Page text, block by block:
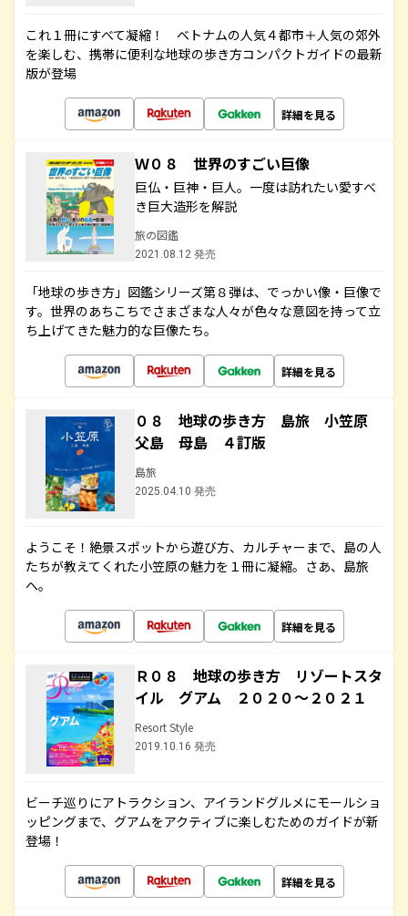
これ１冊にすべて凝縮！ ベトナムの人気４都市＋人気の郊外
を楽しむ、携帯に便利な地球の歩き方コンパクトガイドの最新
版が登場
詳細を見る
Ｗ０８ 世界のすごい巨像
巨仏・巨神・巨人。一度は訪れたい愛すべ
き巨大造形を解説
旅の図鑑
2021.08.12 発売
「地球の歩き方」図鑑シリーズ第８弾は、でっかい像・巨像で
す。世界のあちこちでさまざまな人々が色々な意図を持って立
ち上げてきた魅力的な巨像たち。
詳細を見る
０８ 地球の歩き方 島旅 小笠原
父島 母島 ４訂版
島旅
2025.04.10 発売
ようこそ！絶景スポットから遊び方、カルチャーまで、島の人
たちが教えてくれた小笠原の魅力を１冊に凝縮。さあ、島旅
へ。
詳細を見る
Ｒ０８ 地球の歩き方 リゾートスタ
イル グアム ２０２０～２０２１
Resort Style
2019.10.16 発売
ビーチ巡りにアトラクション、アイランドグルメにモールショ
ッピングまで、グアムをアクティブに楽しむためのガイドが新
登場！
詳細を見る